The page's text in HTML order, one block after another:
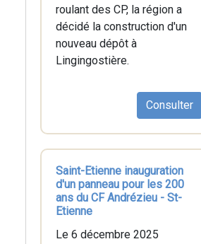
roulant des CP, la région a
décidé la construction d'un
nouveau dépôt à
Lingingostière.
Consulter
Saint-Etienne inauguration
d'un panneau pour les 200
ans du CF Andrézieu - St-
Etienne
Le 6 décembre 2025